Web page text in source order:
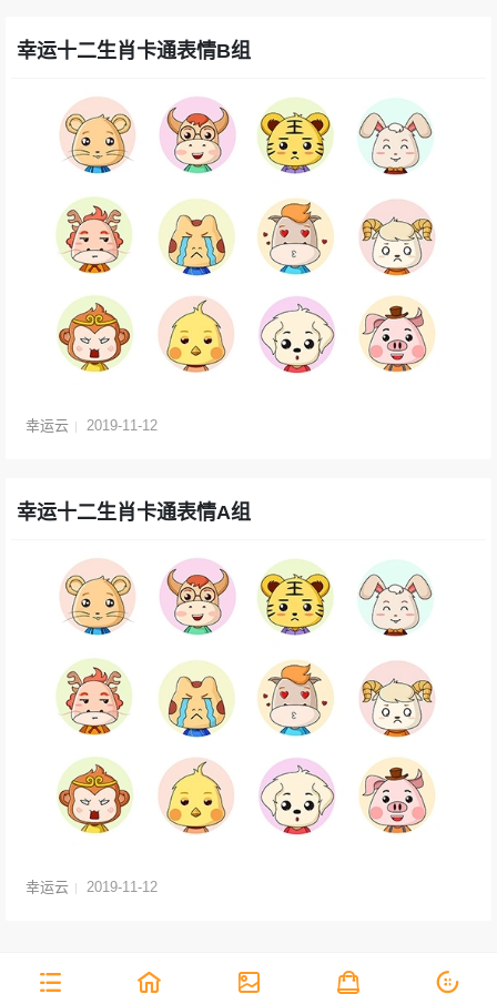
幸运十二生肖卡通表情B组
幸运云 2019-11-12
幸运十二生肖卡通表情A组
幸运云 2019-11-12